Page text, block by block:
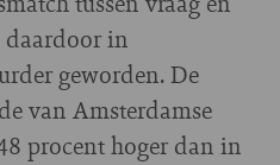
in
geworden. De
van Amsterdamse
procent hoger dan in